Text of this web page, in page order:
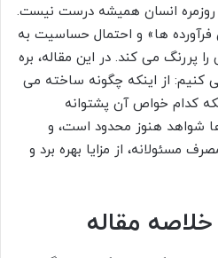
انسان همیشه درست نیست.
فرآورده ها» و احتمال حساسیت به
پررنگ می کند. در این مقاله، بره
کنیم: از اینکه چگونه ساخته می
کدام خواص آن پشتوانه
شواهد هنوز محدود است، و
مسئولانه، از مزایا بهره برد و
مقاله